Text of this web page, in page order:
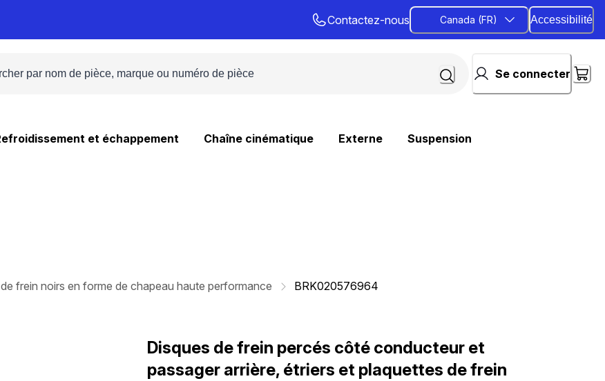
Contactez-nous Canada (FR) Accessibilité
Se connecter
et échappement Chaîne cinématique Externe Suspension
frein noirs en forme de chapeau haute performance BRK020576964
Disques de frein percés côté conducteur et
passager arrière, étriers et plaquettes de frein